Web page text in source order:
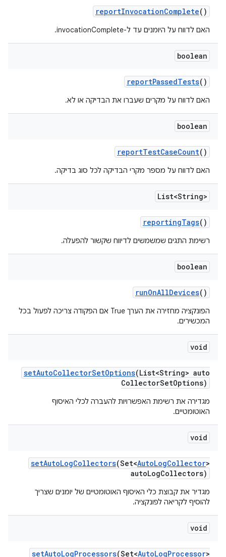
reportInvocationComplete()
האם לדווח על היומנים עד ל-invocationComplete.
boolean
reportPassedTests()
האם לדווח על מקרים שעברו את הבדיקה או לא.
boolean
reportTestCaseCount()
האם לדווח על מספר מקרי הבדיקה לכל סוג בדיקה.
List<String>
reportingTags()
רשימת התגים שמשמשים לדיווח שקשור להפעלה.
boolean
runOnAllDevices()
הפונקציה מחזירה את הערך True אם הפקודה צריכה לפעול בכל
המכשירים.
void
setAutoCollectorSetOptions(List<String> auto
CollectorSetOptions)
מגדירה את רשימת האפשרויות להעברה לכלי האיסוף
האוטומטיים.
void
setAutoLogCollectors(Set<AutoLogCollector>
autoLogCollectors)
מגדיר את קבוצת כלי האיסוף האוטומטיים של יומנים שצריך
להוסיף לקריאה לפונקציה.
void
setAutoLogProcessors(Set<AutoLogProcessor>